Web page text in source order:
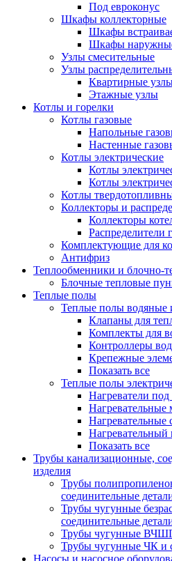
Под евроконус
Шкафы коллекторные
Шкафы
Шкафы
Узлы смесительные
Узлы
Квартирные
Этажные узлы
Котлы и горелки
Котлы газовые
Напольные
Настенные
Котлы электрические
Котлы
Котлы
Котлы
Коллекторы и
Коллекторы
Распределители
Комплектующие для
Антифриз
Теплообменники и блочно-
Блочные тепловые
Теплые полы
Теплые полы водяные
Клапаны для
Комплекты для
Контроллеры
Крепежные
Показать все
Теплые полы
Нагреватели под
Нагревательные
Нагревательные
Нагревательный
Показать все
Трубы канализационные,
изделия
Трубы
соединительные
Трубы чугунные
соединительные
Трубы чугунные ВЧШГ
Трубы чугунные ЧК и
Насосы и насосное